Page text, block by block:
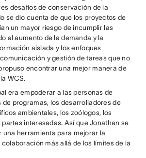
desafíos de conservación de la
se dio cuenta de que los proyectos de
un mayor riesgo de incumplir las
al aumento de la demanda y la
aislada y los enfoques
y gestión de tareas que no
encontrar una mejor manera de
WCS.
era empoderar a las personas de
de programas, los desarrolladores de
ambientales, los zoólogos, los
interesadas. Así que Jonathan se
una herramienta para mejorar la
más allá de los límites de la